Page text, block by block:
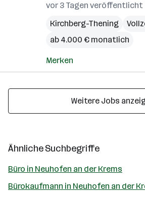
vor 3 Tagen veröffentlicht
Kirchberg-Thening
ab 4.000 € monatlich
Merken
Weitere Jobs
Ähnliche Suchbegriffe
Büro in Neuhofen an der Krems
Bürokaufmann in Neuhofen an der